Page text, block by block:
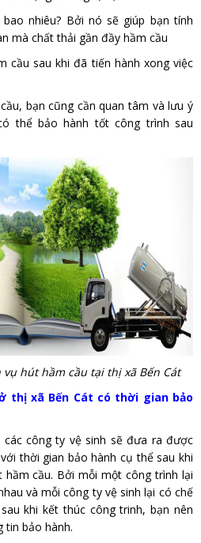
nhiêu? Bởi nó sẽ giúp bạn tính
mà chất thải gần đầy hầm cầu
cầu sau khi đã tiến hành xong việc
bạn cũng cần quan tâm và lưu ý
thể bảo hành tốt công trình sau
hút hầm cầu tại thị xã Bến Cát
thị xã Bến Cát có thời gian bảo
công ty vệ sinh sẽ đưa ra được
thời gian bảo hành cụ thể sau khi
cầu. Bởi mỗi một công trình lại
và mỗi công ty vệ sinh lại có chế
khi kết thúc công trinh, bạn nên
tin bảo hành.